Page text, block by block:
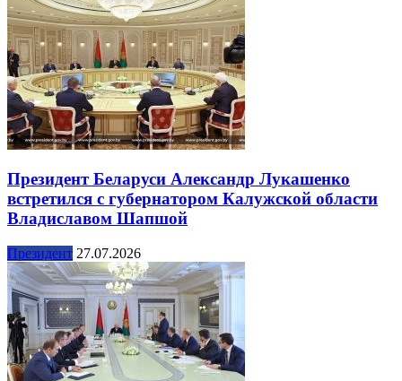
Президент Беларуси Александр Лукашенко
встретился с губернатором Калужской области
Владиславом Шапшой
Президент 27.07.2026